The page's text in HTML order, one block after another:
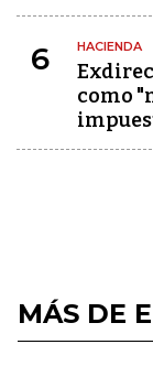
6 HACIENDA
como
MÁS DE